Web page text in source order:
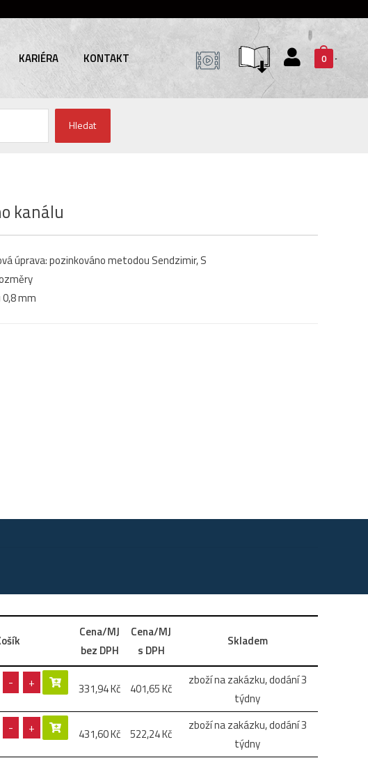
KARIÉRA KONTAKT 0
Hledat
kanálu
úprava: pozinkováno metodou Sendzimir, S
mm
Cena/MJ
bez DPH
Cena/MJ
s DPH
Skladem
- + 331,94Kč 401,65Kč
zboží na zakázku, dodání 3
týdny
- + 431,60Kč 522,24Kč
zboží na zakázku, dodání 3
týdny